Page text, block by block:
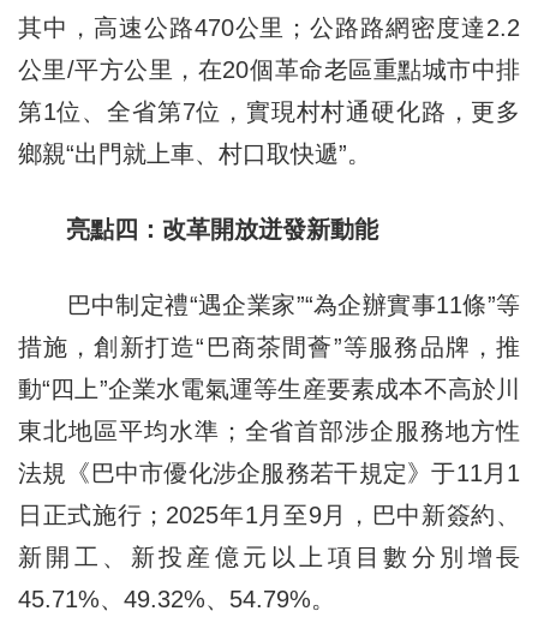
其中，高速公路470公里；公路路網密度達2.2
公里/平方公里，在20個革命老區重點城市中排
第1位、全省第7位，實現村村通硬化路，更多
鄉親“出門就上車、村口取快遞”。
亮點四：改革開放迸發新動能
巴中制定禮“遇企業家”“為企辦實事11條”等
措施，創新打造“巴商茶間薈”等服務品牌，推
動“四上”企業水電氣運等生産要素成本不高於川
東北地區平均水準；全省首部涉企服務地方性
法規《巴中市優化涉企服務若干規定》于11月1
日正式施行；2025年1月至9月，巴中新簽約、
新開工、新投産億元以上項目數分別增長
45.71%、49.32%、54.79%。